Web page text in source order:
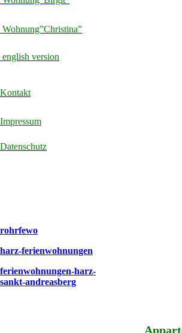
Wohnung”Christina”
english version
Kontakt
Impressum
Datenschutz
rohrfewo
harz-ferienwohnungen
ferienwohnungen-harz-
sankt-andreasberg